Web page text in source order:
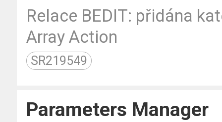
Relace BEDIT: přidána
Array Action
SR219549
Parameters Manager